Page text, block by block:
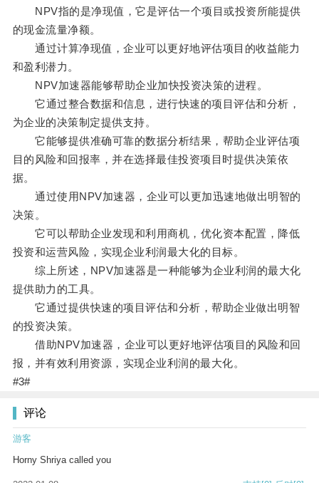
NPV指的是净现值，它是评估一个项目或投资所能提供
的现金流量净额。
通过计算净现值，企业可以更好地评估项目的收益能力
和盈利潜力。
NPV加速器能够帮助企业加快投资决策的进程。
它通过整合数据和信息，进行快速的项目评估和分析，
为企业的决策制定提供支持。
它能够提供准确可靠的数据分析结果，帮助企业评估项
目的风险和回报率，并在选择最佳投资项目时提供决策依
据。
通过使用NPV加速器，企业可以更加迅速地做出明智的
决策。
它可以帮助企业发现和利用商机，优化资本配置，降低
投资和运营风险，实现企业利润最大化的目标。
综上所述，NPV加速器是一种能够为企业利润的最大化
提供助力的工具。
它通过提供快速的项目评估和分析，帮助企业做出明智
的投资决策。
借助NPV加速器，企业可以更好地评估项目的风险和回
报，并有效利用资源，实现企业利润的最大化。
#3#
评论
游客
Horny Shriya called you